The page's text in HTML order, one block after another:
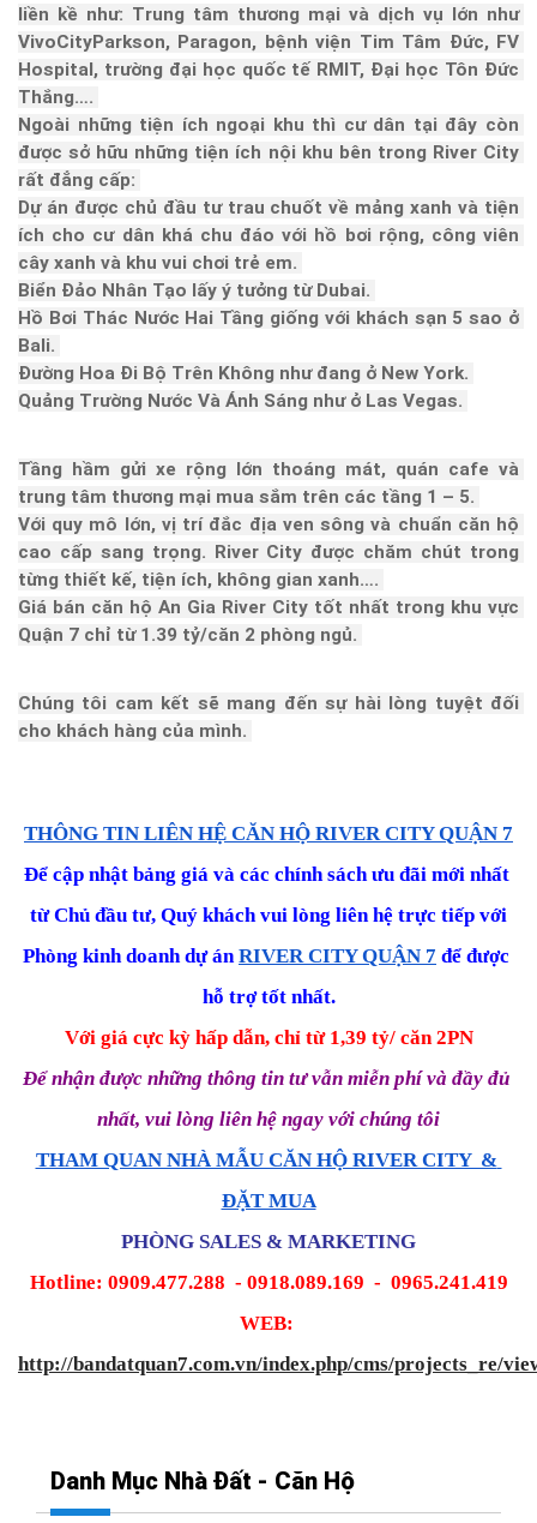
liền kề như: Trung tâm thương mại và dịch vụ lớn như
VivoCityParkson, Paragon, bệnh viện Tim Tâm Đức, FV
Hospital, trường đại học quốc tế RMIT, Đại học Tôn Đức
Thắng….
Ngoài những tiện ích ngoại khu thì cư dân tại đây còn
được sở hữu những tiện ích nội khu bên trong River City
rất đẳng cấp:
Dự án được chủ đầu tư trau chuốt về mảng xanh và tiện
ích cho cư dân khá chu đáo với hồ bơi rộng, công viên
cây xanh và khu vui chơi trẻ em.
Biển Đảo Nhân Tạo lấy ý tưởng từ Dubai.
Hồ Bơi Thác Nước Hai Tầng giống với khách sạn 5 sao ở
Bali.
Đường Hoa Đi Bộ Trên Không như đang ở New York.
Quảng Trường Nước Và Ánh Sáng như ở Las Vegas.
Tầng hầm gửi xe rộng lớn thoáng mát, quán cafe và
trung tâm thương mại mua sắm trên các tầng 1 – 5.
Với quy mô lớn, vị trí đắc địa ven sông và chuẩn căn hộ
cao cấp sang trọng. River City được chăm chút trong
từng thiết kế, tiện ích, không gian xanh….
Giá bán căn hộ An Gia River City tốt nhất trong khu vực
Quận 7 chỉ từ 1.39 tỷ/căn 2 phòng ngủ.
Chúng tôi cam kết sẽ mang đến sự hài lòng tuyệt đối
cho khách hàng của mình.
THÔNG TIN LIÊN HỆ CĂN HỘ RIVER CITY QUẬN 7
Để cập nhật bảng giá và các chính sách ưu đãi mới nhất
từ Chủ đầu tư, Quý khách vui lòng liên hệ trực tiếp với
Phòng kinh doanh dự án RIVER CITY QUẬN 7 để được
hỗ trợ tốt nhất.
Với giá cực kỳ hấp dẫn, chỉ từ 1,39 tỷ/ căn 2PN
Để nhận được những thông tin tư vẫn miễn phí và đầy đủ
nhất, vui lòng liên hệ ngay với chúng tôi
THAM QUAN NHÀ MẪU CĂN HỘ RIVER CITY  &
ĐẶT MUA
PHÒNG SALES & MARKETING
Hotline: 0909.477.288  - 0918.089.169  -  0965.241.419
http://bandatquan7.com.vn/index.php/cms/projects_re/
Danh Mục Nhà Đất - Căn Hộ